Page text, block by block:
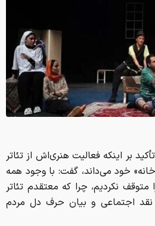
بر اینکه فعالیت هنری‌اش از تئاتر
خود می‌داند، گفت: با وجود همه
نکردیم، چرا که معتقدم تئاتر
نقد اجتماعی و بیان حرف دل مردم